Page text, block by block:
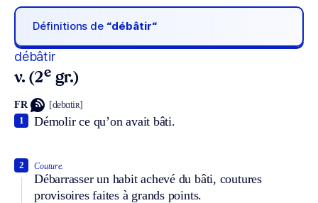
Définitions de “débâtir“
débâtir
v. (2e gr.)
FR [debɑtiʀ]
Démolir ce qu’on avait bâti.
1
Couture.
Débarrasser un habit achevé du bâti, coutures
provisoires faites à grands points.
2